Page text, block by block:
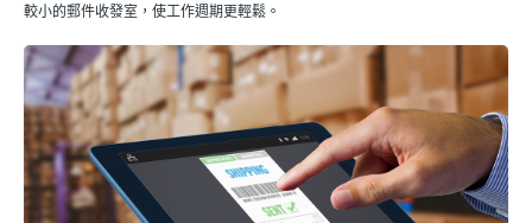
較小的郵件收發室，使工作週期更輕鬆。